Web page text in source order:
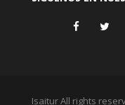
Isaitur All rights